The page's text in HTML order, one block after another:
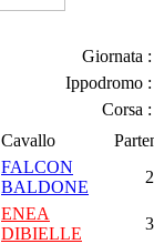
Giornata :
Ippodromo :
Corsa :
Cavallo
FALCON
BALDONE
ENEA
DIBIELLE